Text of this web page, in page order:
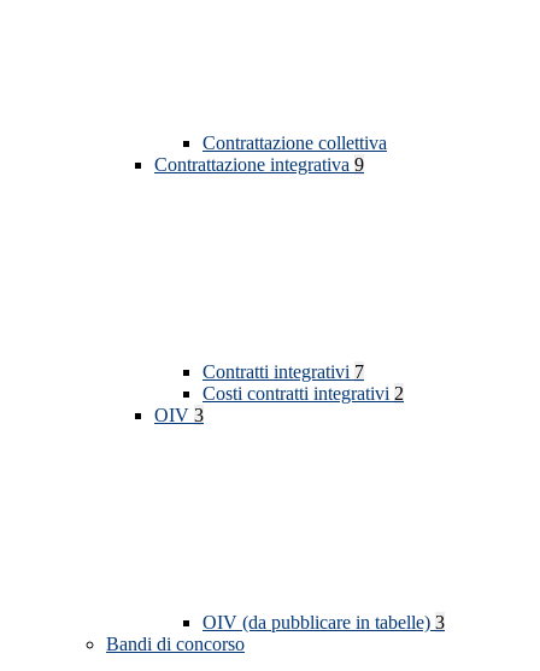
Contrattazione collettiva
Contrattazione integrativa 9
Contratti integrativi 7
Costi contratti integrativi 2
OIV 3
OIV (da pubblicare in tabelle) 3
Bandi di concorso